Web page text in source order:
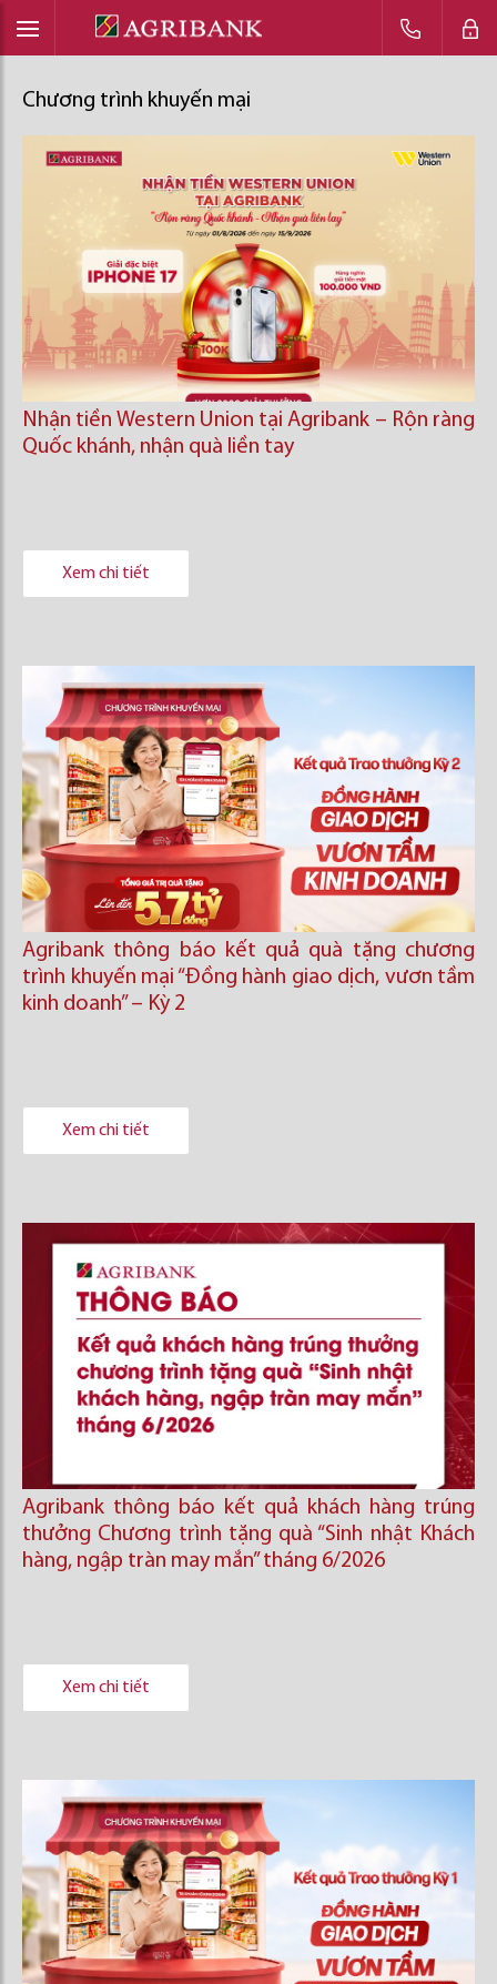
Chương trình khuyến mại
Nhận tiền Western Union tại Agribank – Rộn ràng
Quốc khánh, nhận quà liền tay
Xem chi tiết
Agribank thông báo kết quả quà tặng chương
trình khuyến mại “Đồng hành giao dịch, vươn tầm
kinh doanh’’ – Kỳ 2
Xem chi tiết
Agribank thông báo kết quả khách hàng trúng
thưởng Chương trình tặng quà “Sinh nhật Khách
hàng, ngập tràn may mắn” tháng 6/2026
Xem chi tiết